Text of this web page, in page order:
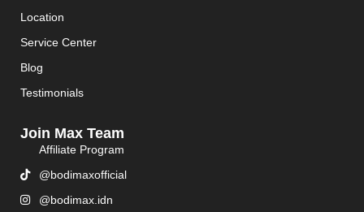
Location
Service Center
Blog
Testimonials
Join Max Team
Affiliate Program
@bodimaxofficial
@bodimax.idn